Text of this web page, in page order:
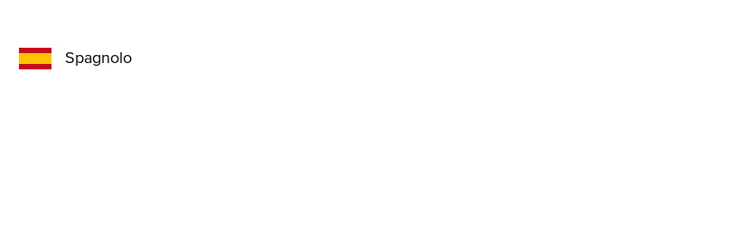
Spagnolo